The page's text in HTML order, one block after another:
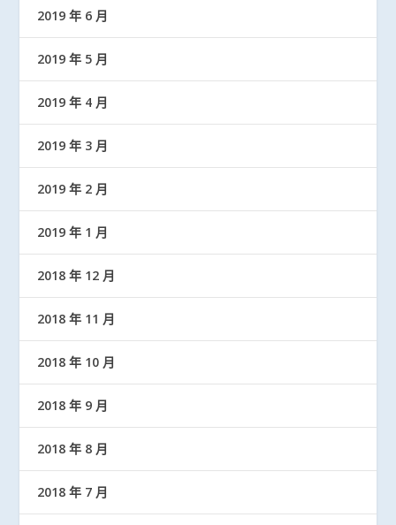
2019 年 6 月
2019 年 5 月
2019 年 4 月
2019 年 3 月
2019 年 2 月
2019 年 1 月
2018 年 12 月
2018 年 11 月
2018 年 10 月
2018 年 9 月
2018 年 8 月
2018 年 7 月